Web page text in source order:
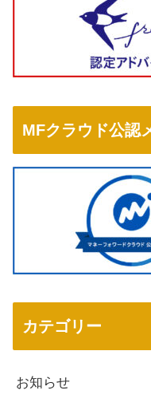
MFクラウド公認
カテゴリー
お知らせ